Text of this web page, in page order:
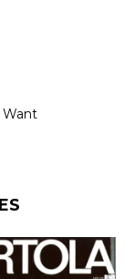
Want